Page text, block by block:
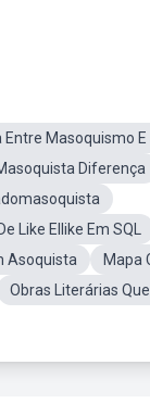
Entre Masoquismo
Diferença
Like EIlike Em SQL
Asoquista
Mapa
Obras Literárias